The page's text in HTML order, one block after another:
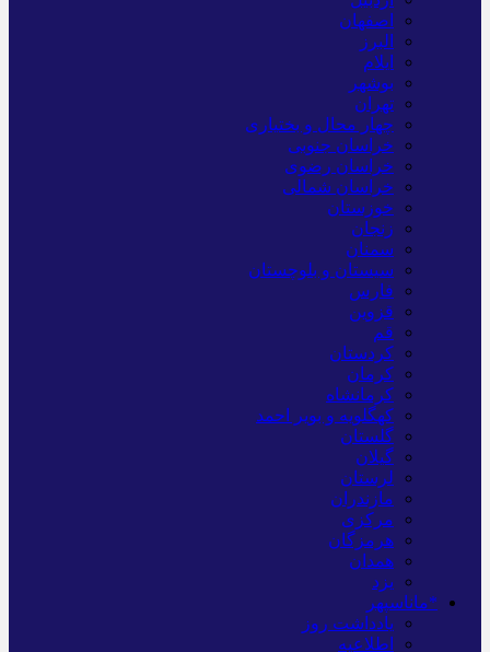
اصفهان
البرز
ایلام
بوشهر
تهران
چهار محال و بختیاری
خراسان جنوبی
خراسان رضوی
خراسان شمالی
خوزستان
زنجان
سمنان
سیستان و بلوچستان
فارس
قزوین
قم
کردستان
کرمان
کرمانشاه
کهگلویه و بویر احمد
گلستان
گیلان
لرستان
مازندران
مرکزی
هرمزگان
همدان
یزد
*ماناسپهر
یادداشت روز
اطلاعیه